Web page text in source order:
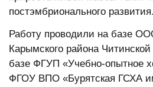
постэмбрионального развития.
Работу проводили на базе
Карымского района
базе ФГУП «Учебно-опытное
ФГОУ ВПО «Бурятская ГСХА